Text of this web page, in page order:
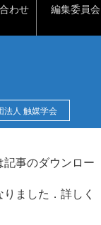
わせ 編集委員会
法人 触媒学会
事のダウンロー
ました．詳しく